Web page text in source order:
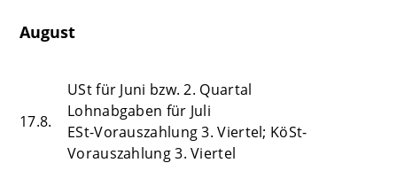
August
17.8.
USt für Juni bzw. 2. Quartal
Lohnabgaben für Juli
ESt-Vorauszahlung 3. Viertel; KöSt-
Vorauszahlung 3. Viertel